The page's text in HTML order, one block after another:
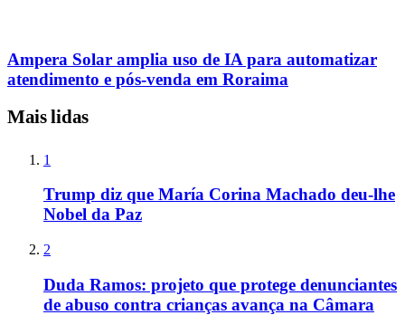
Ampera Solar amplia uso de IA para automatizar
atendimento e pós-venda em Roraima
Mais lidas
1
Trump diz que María Corina Machado deu-lhe
Nobel da Paz
2
Duda Ramos: projeto que protege denunciantes
de abuso contra crianças avança na Câmara